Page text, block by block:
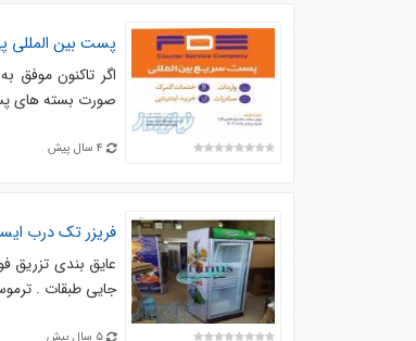
پست بین المللی
اگر تاکنون موفق
صورت بسته های
4 سال پیش
فریزر تک درب
جایی طبقات . ترموستات دیجیتالی . ۱۸ ماه
5 سال پیش